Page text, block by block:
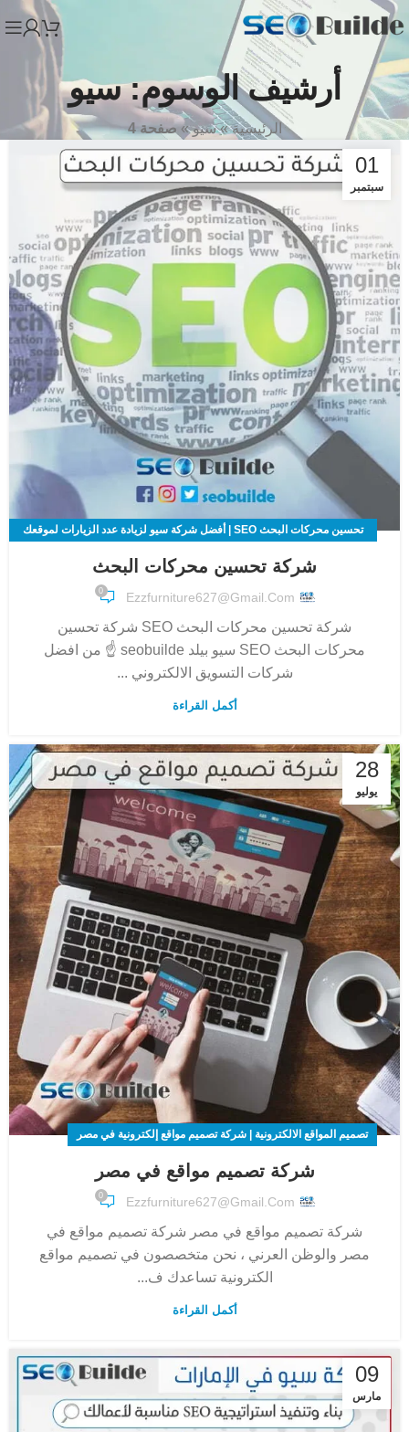
أرشيف الوسوم: سيو
الرئيسية»سيو»صفحة 4
01
سبتمبر
تحسين محركات البحث SEO | أفضل شركة سيو لزيادة عدد الزيارات لموقعك
شركة تحسين محركات البحث
Ezzfurniture627@gmail.com
0
شركة تحسين محركات البحث SEO شركة تحسين
محركات البحث SEO سيو بيلد seobuilde ☝ من افضل
شركات التسويق الالكتروني ...
أكمل القراءة
28
يوليو
تصميم المواقع الالكترونية | شركة تصميم مواقع إلكترونية في مصر
شركة تصميم مواقع في مصر
Ezzfurniture627@gmail.com
0
شركة تصميم مواقع في مصر شركة تصميم مواقع في
مصر والوظن العرني ، نحن متخصصون في تصميم مواقع
الكترونية تساعدك ف...
أكمل القراءة
09
مارس